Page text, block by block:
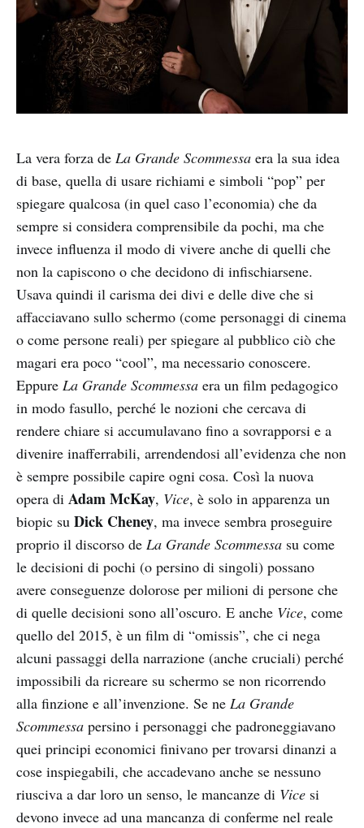
La vera forza de La Grande Scommessa era la sua idea
di base, quella di usare richiami e simboli “pop” per
spiegare qualcosa (in quel caso l’economia) che da
sempre si considera comprensibile da pochi, ma che
invece influenza il modo di vivere anche di quelli che
non la capiscono o che decidono di infischiarsene.
Usava quindi il carisma dei divi e delle dive che si
affacciavano sullo schermo (come personaggi di cinema
o come persone reali) per spiegare al pubblico ciò che
magari era poco “cool”, ma necessario conoscere.
Eppure La Grande Scommessa era un film pedagogico
in modo fasullo, perché le nozioni che cercava di
rendere chiare si accumulavano fino a sovrapporsi e a
divenire inafferrabili, arrendendosi all’evidenza che non
è sempre possibile capire ogni cosa. Così la nuova
opera di Adam McKay, Vice, è solo in apparenza un
biopic su Dick Cheney, ma invece sembra proseguire
proprio il discorso de La Grande Scommessa su come
le decisioni di pochi (o persino di singoli) possano
avere conseguenze dolorose per milioni di persone che
di quelle decisioni sono all’oscuro. E anche Vice, come
quello del 2015, è un film di “omissis”, che ci nega
alcuni passaggi della narrazione (anche cruciali) perché
impossibili da ricreare su schermo se non ricorrendo
alla finzione e all’invenzione. Se ne La Grande
Scommessa persino i personaggi che padroneggiavano
quei principi economici finivano per trovarsi dinanzi a
cose inspiegabili, che accadevano anche se nessuno
riusciva a dar loro un senso, le mancanze di Vice si
devono invece ad una mancanza di conferme nel reale